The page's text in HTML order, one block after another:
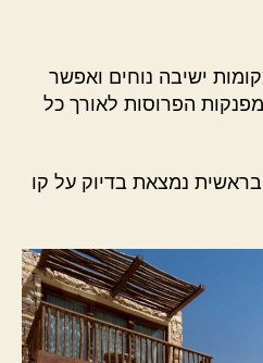
ישיבה נוחים ואפשר
הפרוסות לאורך כל
נמצאת בדיוק על קו